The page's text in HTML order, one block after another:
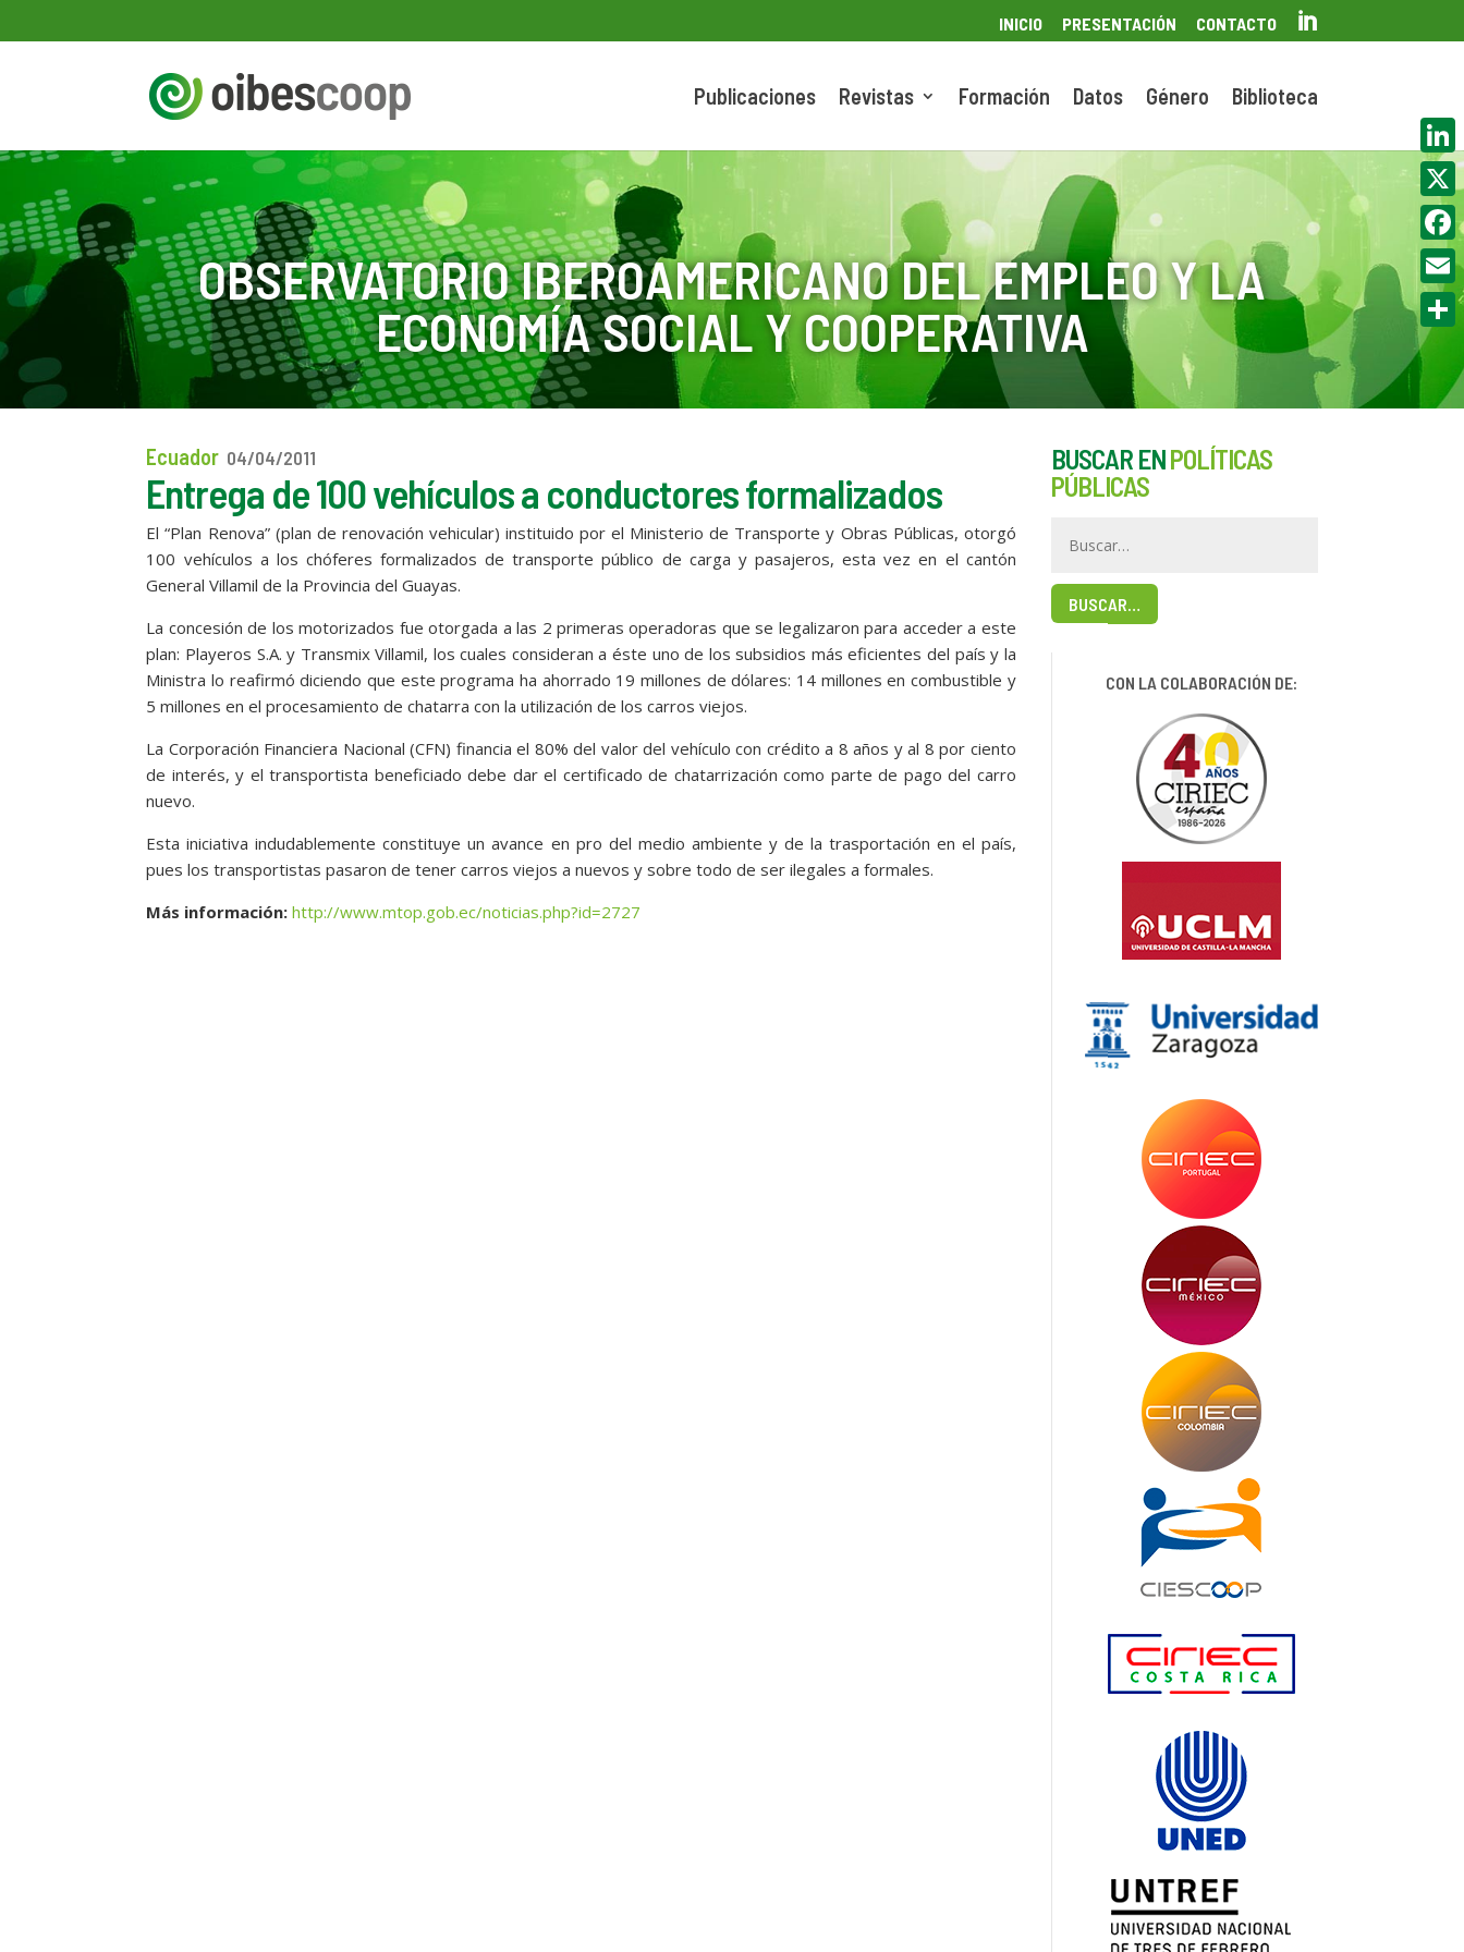
INICIO PRESENTACIÓN CONTACTO 
Publicaciones Revistas Formación Datos Género Biblioteca
OBSERVATORIO IBEROAMERICANO DEL EMPLEO Y LA
ECONOMÍA SOCIAL Y COOPERATIVA
Ecuador 04/04/2011
Entrega de 100 vehículos a conductores formalizados
El “Plan Renova” (plan de renovación vehicular) instituido por el Ministerio de Transporte y Obras Públicas, otorgó
100 vehículos a los chóferes formalizados de transporte público de carga y pasajeros, esta vez en el cantón
General Villamil de la Provincia del Guayas.
La concesión de los motorizados fue otorgada a las 2 primeras operadoras que se legalizaron para acceder a este
plan: Playeros S.A. y Transmix Villamil, los cuales consideran a éste uno de los subsidios más eficientes del país y la
Ministra lo reafirmó diciendo que este programa ha ahorrado 19 millones de dólares: 14 millones en combustible y
5 millones en el procesamiento de chatarra con la utilización de los carros viejos.
La Corporación Financiera Nacional (CFN) financia el 80% del valor del vehículo con crédito a 8 años y al 8 por ciento
de interés, y el transportista beneficiado debe dar el certificado de chatarrización como parte de pago del carro
nuevo.
Esta iniciativa indudablemente constituye un avance en pro del medio ambiente y de la trasportación en el país,
pues los transportistas pasaron de tener carros viejos a nuevos y sobre todo de ser ilegales a formales.
Más información:http://www.mtop.gob.ec/noticias.php?id=2727
BUSCAR ENPOLÍTICAS
PÚBLICAS
BUSCAR…
CON LA COLABORACIÓN DE:
X
Email